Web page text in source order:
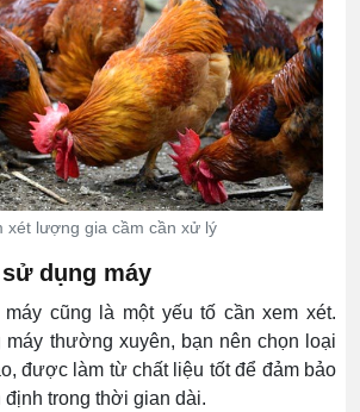
xét lượng gia cầm cần xử lý
dụng máy
cũng là một yếu tố cần xem xét.
máy thường xuyên, bạn nên chọn loại
được làm từ chất liệu tốt để đảm bảo
định trong thời gian dài.